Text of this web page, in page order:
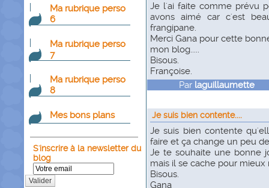
Ma rubrique perso
6
Ma rubrique perso
7
Ma rubrique perso
8
Mes bons plans
S'inscrire à la newsletter du
blog
Valider
Je l'ai faite comme prévu
avons aimé car c'est
frangipane.
Merci Gana pour cette
mon blog.....
Bisous.
Françoise.
Par laguillaumette
Je suis bien contente....
Je suis bien contente
faire et ça change un peu
Je te souhaite une bonne
mais il se cache pour mieux
Bisous.
Gana